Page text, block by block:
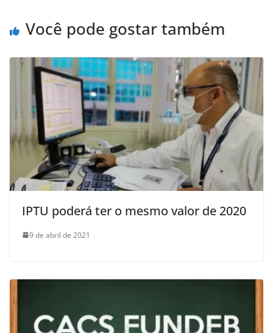
Você pode gostar também
IPTU poderá ter o mesmo valor de 2020
9 de abril de 2021